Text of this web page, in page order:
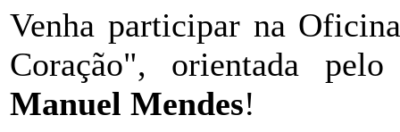
Venha participar na
Coração", orientada
Manuel Mendes!